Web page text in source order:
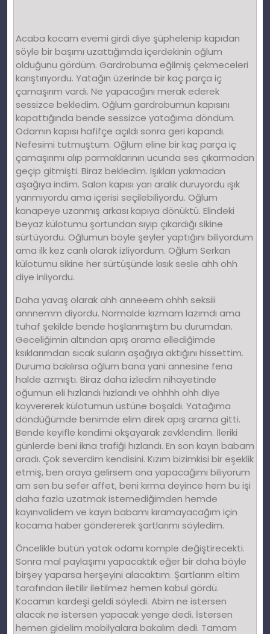
Acaba kocam evemi girdi diye şüphelenip kapıdan
söyle bir başımı uzattığımda içerdekinin oğlum
olduğunu gördüm. Gardrobuma eğilmiş çekmeceleri
karıştırıyordu. Yatağın üzerinde bir kaç parça iç
çamaşırım vardı. Ne yapacağını merak ederek
sessizce bekledim. Oğlum gardrobumun kapısını
kapattığında bende sessizce yatağıma döndüm.
Odamın kapısı hafifçe açıldı sonra geri kapandı.
Nefesimi tutmuştum. Oğlum eline bir kaç parça iç
çamaşırımı alıp parmaklarının ucunda ses çıkarmadan
geçip gitmişti. Biraz bekledim. Işıkları yakmadan
aşağıya indim. Salon kapısı yarı aralık duruyordu ışık
yanmıyordu ama içerisi seçilebiliyordu. Oğlum
kanapeye uzanmış arkası kapıya dönüktü. Elindeki
beyaz külotumu şortundan sıyıp çıkardığı sikine
sürtüyordu. Oğlumun böyle şeyler yaptığını biliyordum
ama ilk kez canlı olarak izliyordum. Oğlum Serkan
külotumu sikine her sürtüşünde kısık sesle ahh ohh
diye inliyordu.
Daha yavaş olarak ahh anneeem ohhh seksiii
annnemm diyordu. Normalde kızmam lazımdı ama
tuhaf şekilde bende hoşlanmıştım bu durumdan.
Geceliğimin altından apış arama ellediğimde
ksıklarımdan sıcak suların aşağıya aktığını hissettim.
Duruma bakılırsa oğlum bana yani annesine fena
halde azmıştı. Biraz daha izledim nihayetinde
oğumun eli hızlandı hızlandı ve ohhhh ohh diye
koyvererek külotumun üstüne boşaldı. Yatağıma
döndüğümde benimde elim direk apış arama gitti.
Bende keyifle kendimi okşayarak zevklendim. İleriki
günlerde beni ikna trafiği hızlandı. En son kayın babam
aradı. Çok severdim kendisini. Kızım bizimkisi bir eşeklik
etmiş, ben oraya gelirsem ona yapacağımı biliyorum
am sen bu sefer affet, beni kırma deyince hem bu işi
daha fazla uzatmak istemediğimden hemde
kayınvalidem ve kayın babamı kıramayacağım için
kocama haber göndererek şartlarımı söyledim.
Öncelikle bütün yatak odamı komple değiştirecekti.
Sonra mal paylaşımı yapacaktık eğer bir daha böyle
birşey yaparsa herşeyini alacaktım. Şartlarım eltim
tarafından iletilir iletilmez hemen kabul gördü.
Kocamın kardeşi geldi söyledi. Abim ne istersen
alacak ne istersen yapacak yenge dedi. İstersen
hemen gidelim mobilyalara bakalım dedi. Tamam